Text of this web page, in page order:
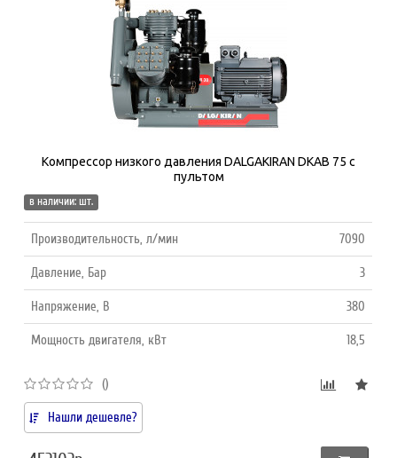
Компрессор низкого давления DALGAKIRAN DKAB 75 с
пультом
в наличии: шт.
Производительность, л/мин 7090
Давление, Бар 3
Напряжение, В 380
Мощность двигателя, кВт 18,5
()
Нашли дешевле?